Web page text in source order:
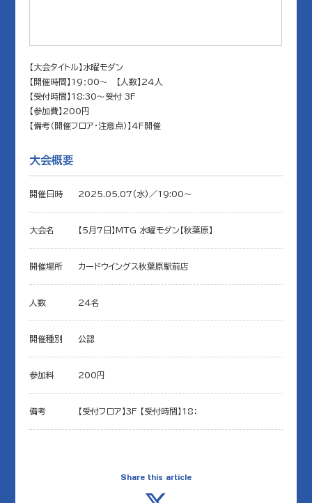
【大会タイトル】水曜モダン
【開催時間】19ː00～ 【人数】24人
【受付時間】18:30～受付 3F
【参加費】200円
【備考（開催フロア・注意点）】4F開催
大会概要
開催日時 2025.05.07(水)／19:00〜
大会名 【5月7日】MTG 水曜モダン【秋葉原】
開催場所 カードウイングス秋葉原駅前店
人数 24名
開催種別 公認
参加料 200円
備考 【受付フロア】3F 【受付時間】18：
Share this article